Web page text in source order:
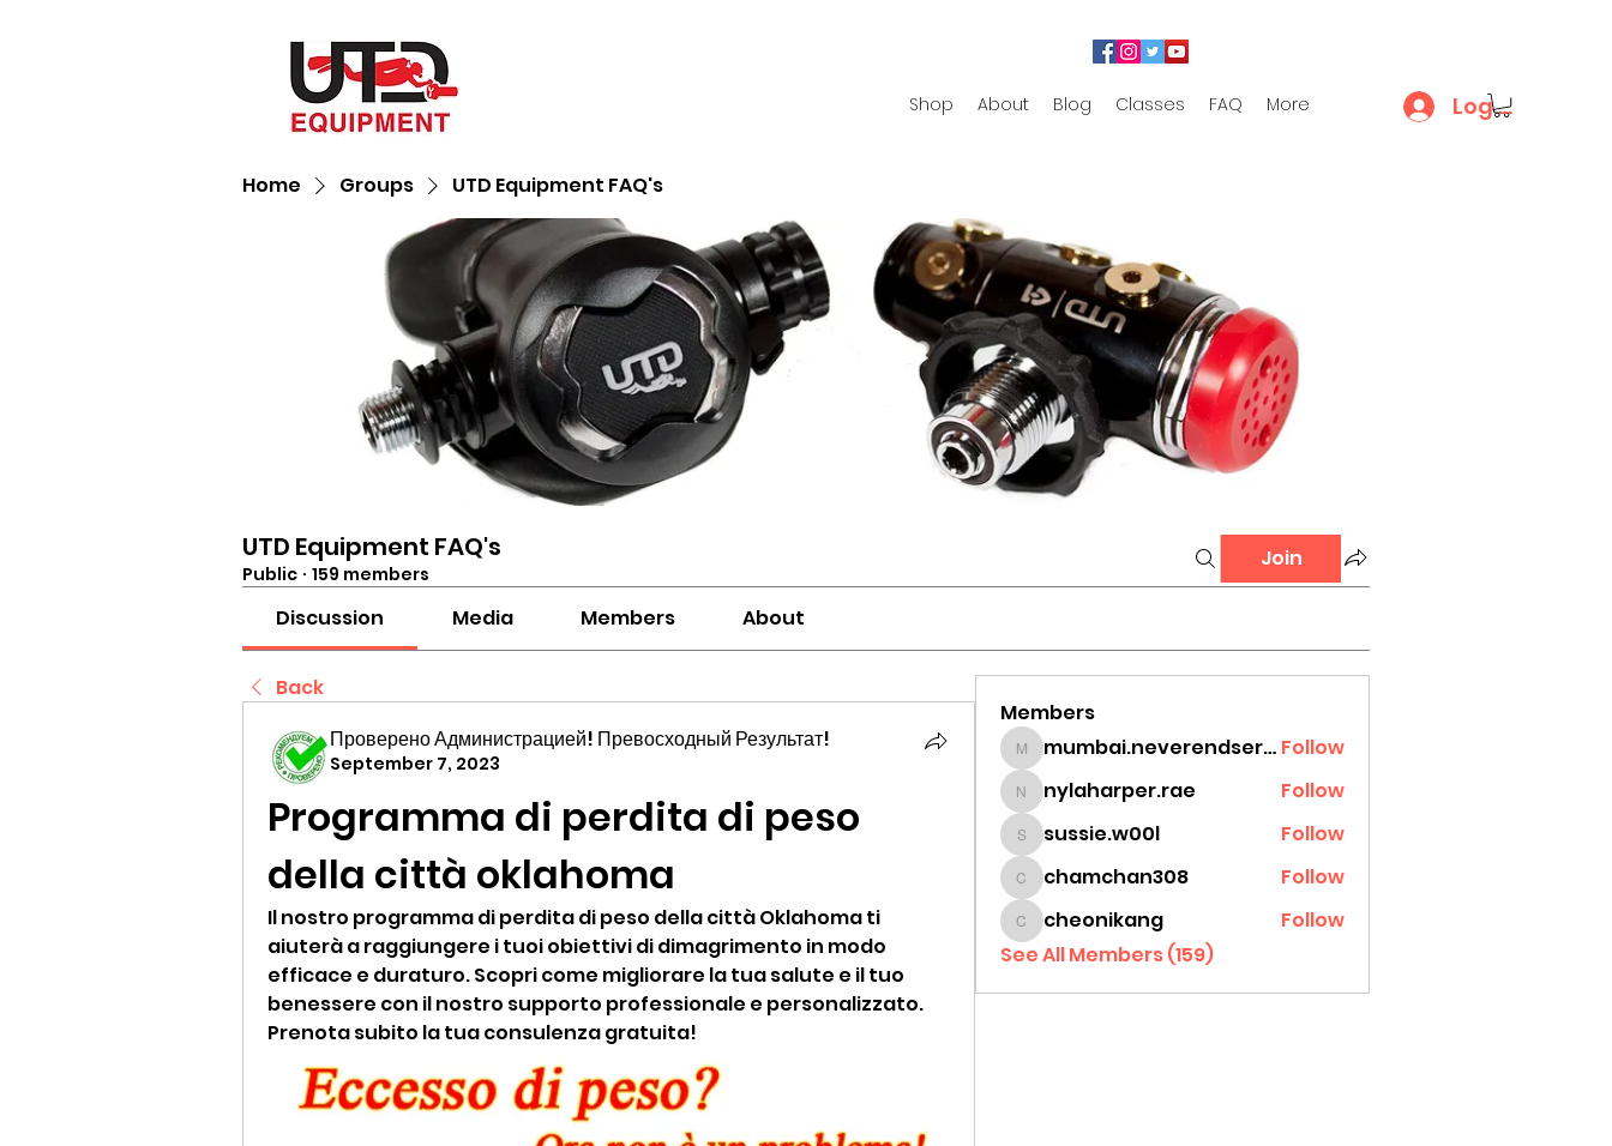
Shop About Blog Classes FAQ More Log In
Home Groups UTD Equipment FAQ's
UTD Equipment FAQ's
Public · 159 members
Join
Discussion Media Members About
Back
Проверено Администрацией! Превосходный Результат!
September 7, 2023
Programma di perdita di peso
della città oklahoma
Il nostro programma di perdita di peso della città Oklahoma ti
aiuterà a raggiungere i tuoi obiettivi di dimagrimento in modo
efficace e duraturo. Scopri come migliorare la tua salute e il tuo
benessere con il nostro supporto professionale e personalizzato.
Prenota subito la tua consulenza gratuita!
Members
mumbai.neverendservices mumbai.neverendservices Follow
nylaharper.rae
nylaharper.rae Follow
sussie.w00l
sussie.w00l Follow
chamchan308
chamchan308 Follow
cheonikang
cheonikang
Follow
See All Members (159)